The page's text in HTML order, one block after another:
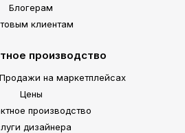
Блогерам
клиентам
производство
на маркетплейсах
Цены
производство
дизайнера